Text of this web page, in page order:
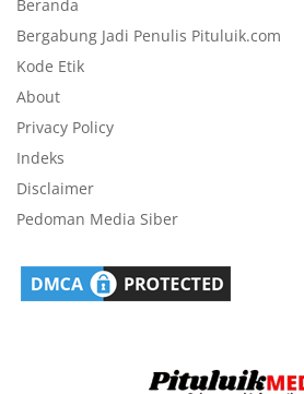
Beranda
Bergabung Jadi Penulis Pituluik.com
Kode Etik
About
Privacy Policy
Indeks
Disclaimer
Pedoman Media Siber